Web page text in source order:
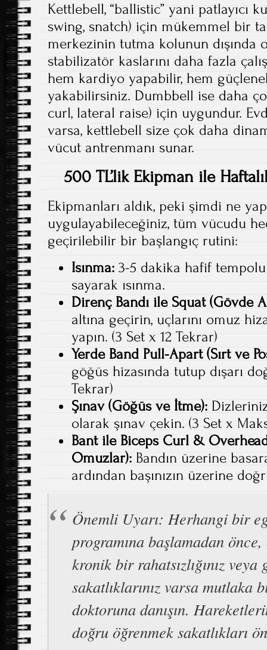
Kettlebell, “ballistic” yani patlayıcı
swing, snatch) için mükemmel bir
merkezinin tutma kolunun dışında
stabilizatör kaslarını daha fazla
hem kardiyo yapabilir, hem
yakabilirsiniz. Dumbbell ise daha
curl, lateral raise) için uygundur.
varsa, kettlebell size çok daha
vücut antrenmanı sunar.
500 TL’lik Ekipman ile
Ekipmanları aldık, peki şimdi ne
uygulayabileceğiniz, tüm vücudu
geçirilebilir bir başlangıç rutini:
Isınma: 3-5 dakika hafif
sayarak ısınma.
Direnç Bandı ile Squat (Gövde
altına geçirin, uçlarını omuz
yapın. (3 Set x 12 Tekrar)
Yerde Band Pull-Apart (Sırt ve
göğüs hizasında tutup dışarı
Tekrar)
Şınav (Göğüs ve İtme):
olarak şınav çekin. (3 Set x
Bant ile Biceps Curl &
Omuzlar): Bandın üzerine
ardından başınızın üzerine
Önemli Uyarı: Herhangi bir
programına başlamadan
kronik bir rahatsızlığınız veya
sakatlıklarınız varsa mutlaka
doktoruna danışın.
doğru öğrenmek sakatlıkları